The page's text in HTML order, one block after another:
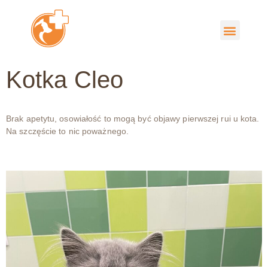
Kotka Cleo
Brak apetytu, osowiałość to mogą być objawy pierwszej rui u kota.
Na szczęście to nic poważnego.